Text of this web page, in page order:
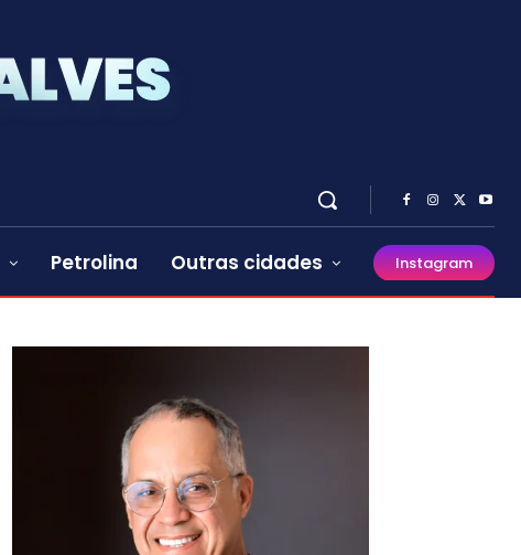
Petrolina Outras cidades Instagram